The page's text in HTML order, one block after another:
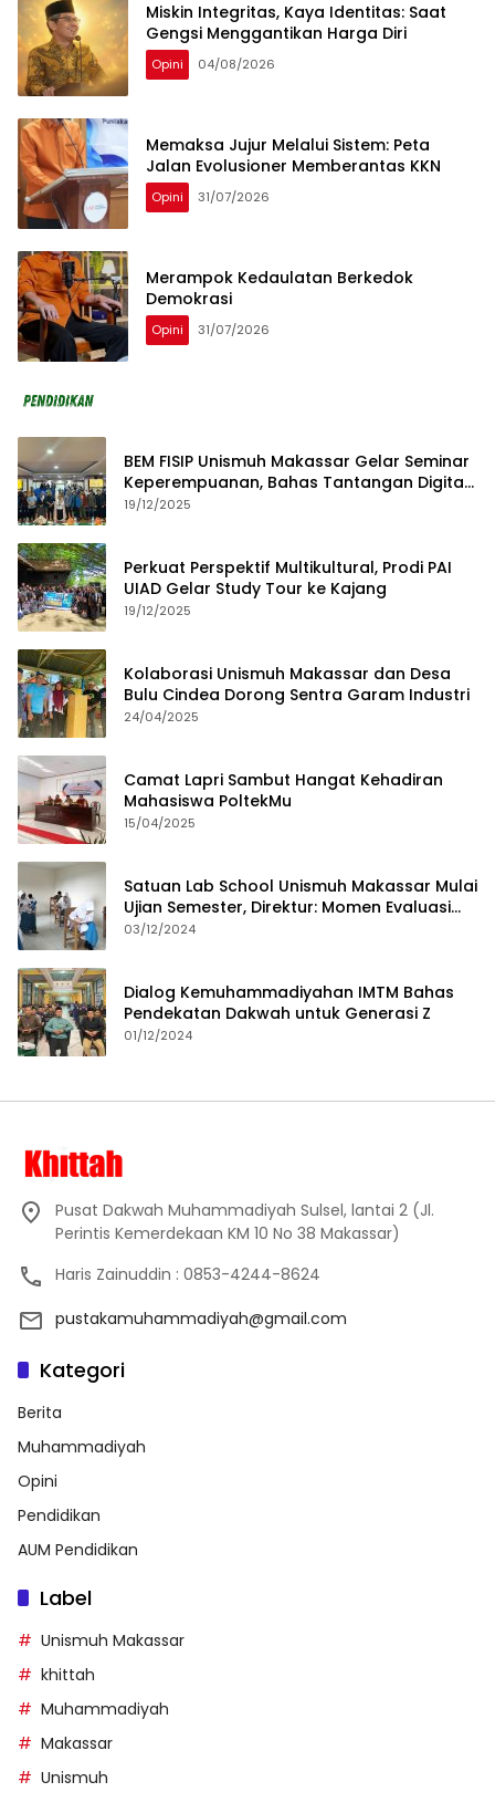
Miskin Integritas, Kaya Identitas: Saat
Gengsi Menggantikan Harga Diri
Opini 04/08/2026
Memaksa Jujur Melalui Sistem: Peta
Jalan Evolusioner Memberantas KKN
Opini 31/07/2026
Merampok Kedaulatan Berkedok
Demokrasi
Opini 31/07/2026
BEM FISIP Unismuh Makassar Gelar Seminar
Keperempuanan, Bahas Tantangan Digital
dan Budaya Lokal
19/12/2025
Perkuat Perspektif Multikultural, Prodi PAI
UIAD Gelar Study Tour ke Kajang
19/12/2025
Kolaborasi Unismuh Makassar dan Desa
Bulu Cindea Dorong Sentra Garam Industri
24/04/2025
Camat Lapri Sambut Hangat Kehadiran
Mahasiswa PoltekMu
15/04/2025
Satuan Lab School Unismuh Makassar Mulai
Ujian Semester, Direktur: Momen Evaluasi
Proses Pembelajaran
03/12/2024
Dialog Kemuhammadiyahan IMTM Bahas
Pendekatan Dakwah untuk Generasi Z
01/12/2024
Pusat Dakwah Muhammadiyah Sulsel, lantai 2 (Jl.
Perintis Kemerdekaan KM 10 No 38 Makassar)
Haris Zainuddin : 0853-4244-8624
pustakamuhammadiyah@gmail.com
Kategori
Berita
Muhammadiyah
Opini
Pendidikan
AUM Pendidikan
Label
Unismuh Makassar
khittah
Muhammadiyah
Makassar
Unismuh